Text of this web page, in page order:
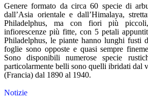
Genere formato da circa 60 specie di
dall’Asia orientale e dall’Himalaya,
Philadelphus, ma con fiori più
infiorescenze più fitte, con 5 petali
Philadelphus, le piante hanno lunghi fusti
foglie sono opposte e quasi sempre
Sono disponibili numerose specie
particolarmente belli sono quelli ibridati dal
(Francia) dal 1890 al 1940.
Notizie